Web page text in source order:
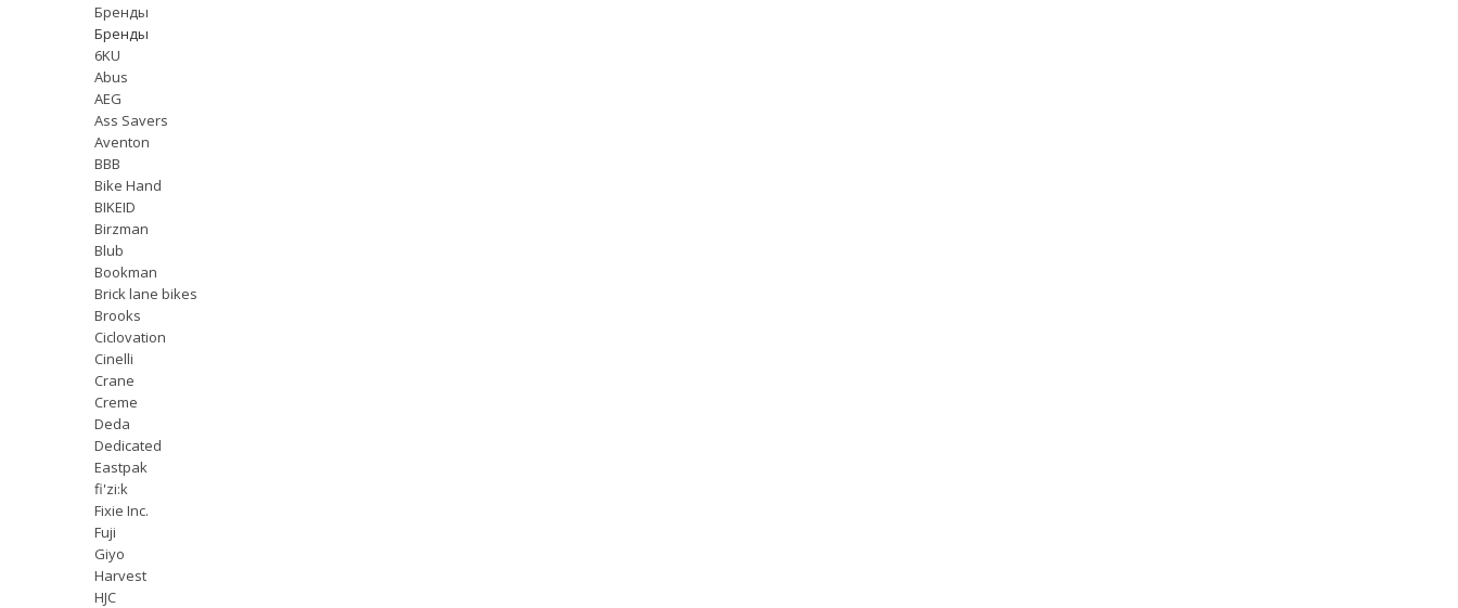
Бренды
Бренды
6KU
Abus
AEG
Ass Savers
Aventon
BBB
Bike Hand
BIKEID
Birzman
Blub
Bookman
Brick lane bikes
Brooks
Ciclovation
Cinelli
Crane
Creme
Deda
Dedicated
Eastpak
fi'zi:k
Fixie Inc.
Fuji
Giyo
Harvest
HJC